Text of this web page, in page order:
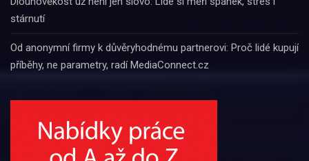
stárnutí
Od anonymní firmy k důvěryhodnému partnerovi: Proč lidé kupují
příběhy, ne parametry, radí MediaConnect.cz